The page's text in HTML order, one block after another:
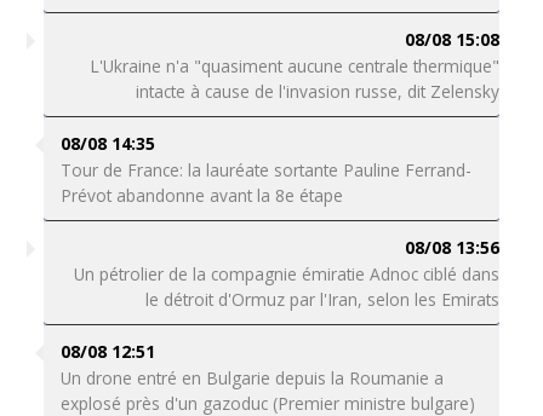
08/08 15:08
L'Ukraine n'a "quasiment aucune centrale thermique"
intacte à cause de l'invasion russe, dit Zelensky
08/08 14:35
Tour de France: la lauréate sortante Pauline Ferrand-
Prévot abandonne avant la 8e étape
08/08 13:56
Un pétrolier de la compagnie émiratie Adnoc ciblé dans
le détroit d'Ormuz par l'Iran, selon les Emirats
08/08 12:51
Un drone entré en Bulgarie depuis la Roumanie a
explosé près d'un gazoduc (Premier ministre bulgare)